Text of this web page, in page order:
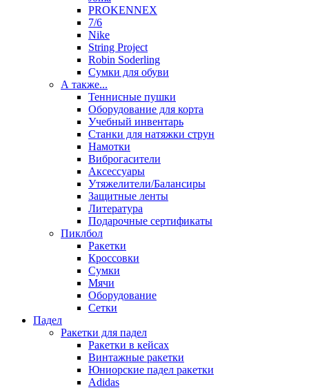
PROKENNEX
7/6
Nike
String Project
Robin Soderling
Сумки для обуви
А также...
Теннисные пушки
Оборудование для корта
Учебный инвентарь
Станки для натяжки струн
Намотки
Виброгасители
Аксессуары
Утяжелители/Балансиры
Защитные ленты
Литература
Подарочные сертификаты
Пиклбол
Ракетки
Кроссовки
Сумки
Мячи
Оборудование
Сетки
Падел
Ракетки для падел
Ракетки в кейсах
Винтажные ракетки
Юниорские падел ракетки
Adidas